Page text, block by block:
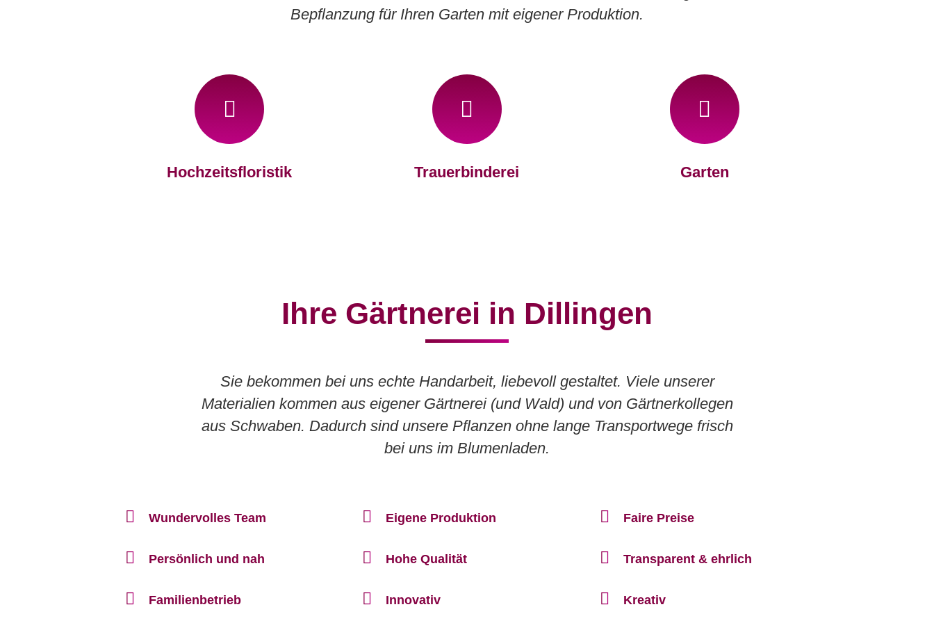
Bepflanzung für Ihren Garten mit eigener Produktion.
Hochzeitsfloristik Trauerbinderei Garten
Ihre Gärtnerei in Dillingen
Sie bekommen bei uns echte Handarbeit, liebevoll gestaltet. Viele unserer
Materialien kommen aus eigener Gärtnerei (und Wald) und von Gärtnerkollegen
aus Schwaben. Dadurch sind unsere Pflanzen ohne lange Transportwege frisch
bei uns im Blumenladen.
Wundervolles Team
Persönlich und nah
Familienbetrieb
Eigene Produktion
Hohe Qualität
Innovativ
Faire Preise
Transparent & ehrlich
Kreativ